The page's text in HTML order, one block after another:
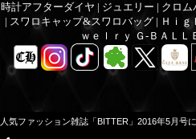
時計アフターダイヤ | ジュエリー | クロ
| スワロキャップ&スワロバッグ | Ｈｉ
ｗｅｌｒｙ Ｇ-ＢＡＬＬ
人気ファッション雑誌「BITTER」2016年5月号